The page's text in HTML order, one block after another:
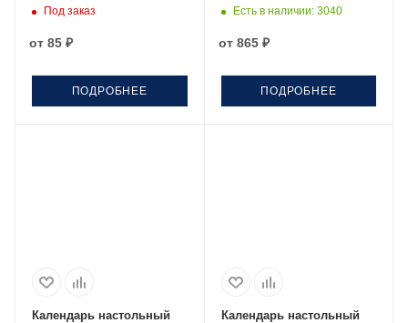
Под заказ
от 85 ₽
ПОДРОБНЕЕ
Есть в наличии: 3040
от 865 ₽
ПОДРОБНЕЕ
Календарь настольный
Календарь настольный